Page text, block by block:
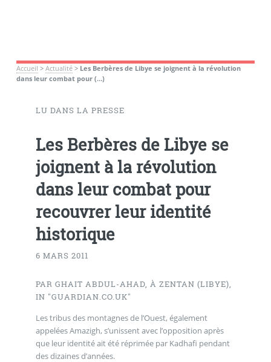
Accueil > Actualité> Les Berbères de Libye se joignent à la révolution
dans leur combat pour (…)
LU DANS LA PRESSE
Les Berbères de Libye se
joignent à la révolution
dans leur combat pour
recouvrer leur identité
historique
6 MARS 2011
PAR GHAIT ABDUL-AHAD, À ZENTAN (LIBYE),
IN "GUARDIAN.CO.UK"
Les tribus des montagnes de l’Ouest, également
appelées Amazigh, s’unissent avec l’opposition après
que leur identité ait été réprimée par Kadhafi pendant
des dizaines d’années.